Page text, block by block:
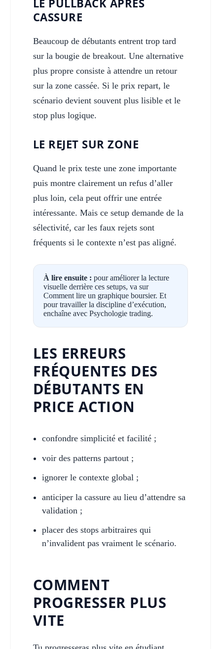
LE PULLBACK APRÈS
CASSURE
Beaucoup de débutants entrent trop tard
sur la bougie de breakout. Une alternative
plus propre consiste à attendre un retour
sur la zone cassée. Si le prix repart, le
scénario devient souvent plus lisible et le
stop plus logique.
LE REJET SUR ZONE
Quand le prix teste une zone importante
puis montre clairement un refus d’aller
plus loin, cela peut offrir une entrée
intéressante. Mais ce setup demande de la
sélectivité, car les faux rejets sont
fréquents si le contexte n’est pas aligné.
À lire ensuite : pour améliorer la lecture
visuelle derrière ces setups, va sur
Comment lire un graphique boursier. Et
pour travailler la discipline d’exécution,
enchaîne avec Psychologie trading.
LES ERREURS
FRÉQUENTES DES
DÉBUTANTS EN
PRICE ACTION
confondre simplicité et facilité ;
voir des patterns partout ;
ignorer le contexte global ;
anticiper la cassure au lieu d’attendre sa
validation ;
placer des stops arbitraires qui
n’invalident pas vraiment le scénario.
COMMENT
PROGRESSER PLUS
VITE